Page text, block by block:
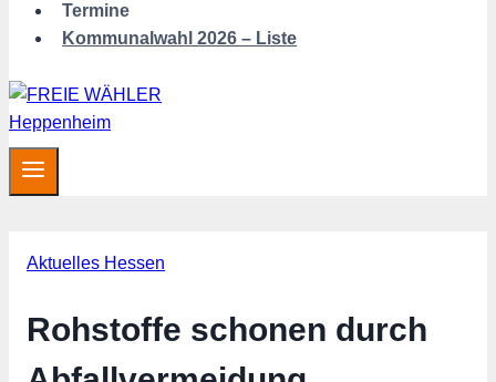
Termine
Kommunalwahl 2026 – Liste
Aktuelles Hessen
Rohstoffe schonen durch